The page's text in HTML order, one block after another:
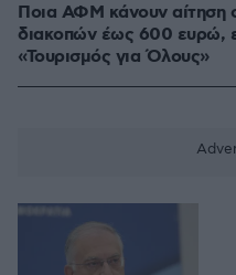
Ποια ΑΦΜ κάνουν αίτηση
διακοπών έως 600 ευρώ,
«Τουρισμός για Όλους»